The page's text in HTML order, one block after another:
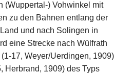
(Wuppertal-) Vohwinkel mit
zu den Bahnen entlang der
und nach Solingen in
eine Strecke nach Wülfrath
17, Weyer/Uerdingen, 1909)
Herbrand, 1909) des Typs